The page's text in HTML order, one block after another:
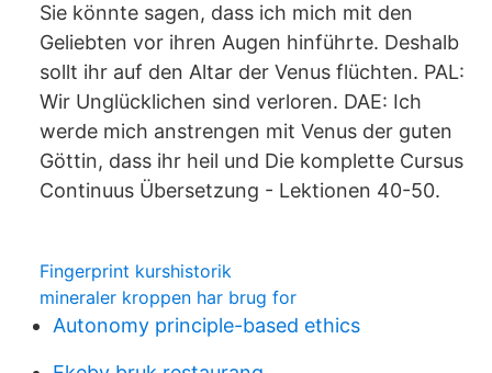
Sie könnte sagen, dass ich mich mit den
Geliebten vor ihren Augen hinführte. Deshalb
sollt ihr auf den Altar der Venus flüchten. PAL:
Wir Unglücklichen sind verloren. DAE: Ich
werde mich anstrengen mit Venus der guten
Göttin, dass ihr heil und Die komplette Cursus
Continuus Übersetzung - Lektionen 40-50.
Fingerprint kurshistorik
mineraler kroppen har brug for
Autonomy principle-based ethics